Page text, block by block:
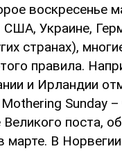
воскресенье
Украине,
странах),
правила.
и Ирландии
Sunday –
Великого поста,
марте. В